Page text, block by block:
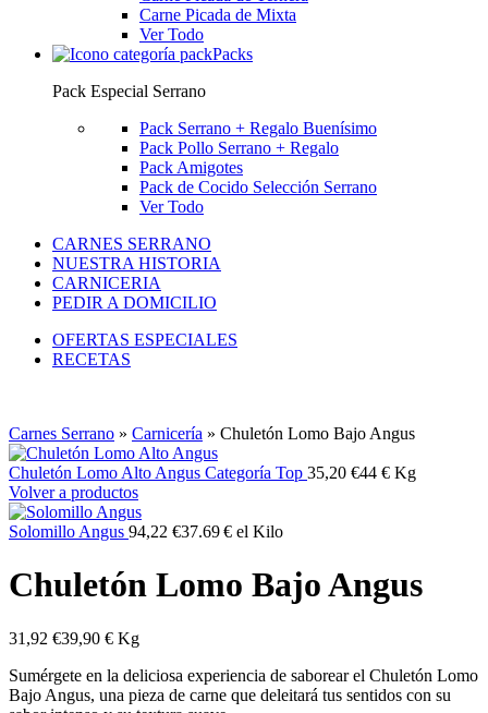
Carne Picada de Mixta
Ver Todo
Packs
Pack Especial Serrano
Pack Serrano + Regalo Buenísimo
Pack Pollo Serrano + Regalo
Pack Amigotes
Pack de Cocido Selección Serrano
Ver Todo
CARNES SERRANO
NUESTRA HISTORIA
CARNICERIA
PEDIR A DOMICILIO
OFERTAS ESPECIALES
RECETAS
Carnes Serrano » Carnicería » Chuletón Lomo Bajo Angus
Chuletón Lomo Alto Angus Categoría Top 35,20 €44 € Kg
Volver a productos
Solomillo Angus 94,22 €37.69 € el Kilo
Chuletón Lomo Bajo Angus
31,92 €39,90 € Kg
Sumérgete en la deliciosa experiencia de saborear el Chuletón Lomo
Bajo Angus, una pieza de carne que deleitará tus sentidos con su